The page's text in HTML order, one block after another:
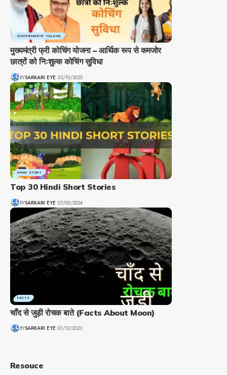
GOVERNMENT YOJANA
मुख्यमंत्री फ्री कोचिंग योजना – आर्थिक रूप से कमजोर
छात्रों को निःशुल्क कोचिंग सुविधा
BYSARKARI EYE 23/10/2025
HINDI STORY
Top 30 Hindi Short Stories
BYSARKARI EYE 27/05/2024
FACTS
चाँद से जुड़ी रोचक बाते (Facts About Moon)
BYSARKARI EYE 01/12/2023
Resouce